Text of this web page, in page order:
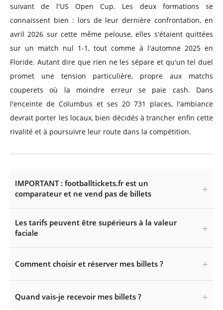
suivant de l'US Open Cup. Les deux formations se
connaissent bien : lors de leur dernière confrontation, en
avril 2026 sur cette même pelouse, elles s'étaient quittées
sur un match nul 1-1, tout comme à l'automne 2025 en
Floride. Autant dire que rien ne les sépare et qu'un tel duel
promet une tension particulière, propre aux matchs
couperets où la moindre erreur se paie cash. Dans
l'enceinte de Columbus et ses 20 731 places, l'ambiance
devrait porter les locaux, bien décidés à trancher enfin cette
rivalité et à poursuivre leur route dans la compétition.
IMPORTANT : footballtickets.fr est un
comparateur et ne vend pas de billets
Les tarifs peuvent être supérieurs à la valeur
faciale
Comment choisir et réserver mes billets ?
Quand vais-je recevoir mes billets ?